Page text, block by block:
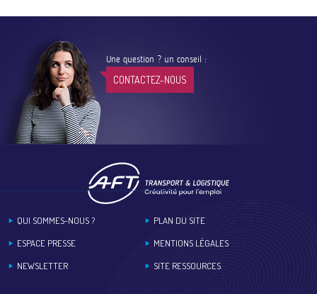
Une question ? un conseil :
CONTACTEZ-NOUS
QUI SOMMES-NOUS ?
ESPACE PRESSE
NEWSLETTER
PLAN DU SITE
MENTIONS LÉGALES
SITE RESSOURCES